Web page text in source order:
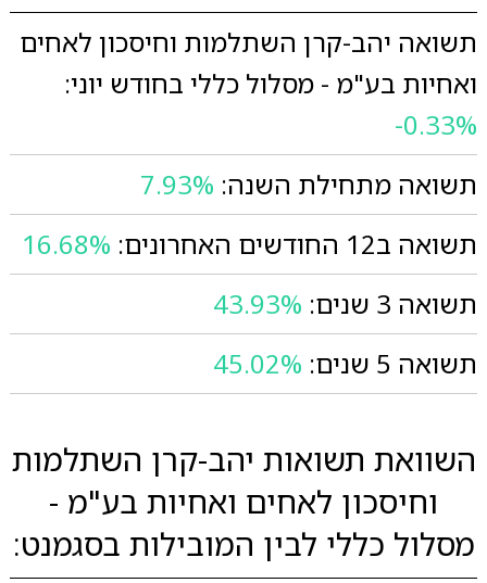
תשואה יהב-קרן השתלמות וחיסכון לאחים
ואחיות בע"מ - מסלול כללי בחודש יוני:
-0.33%
תשואה מתחילת השנה: 7.93%
תשואה ב12 החודשים האחרונים:
16.68%
תשואה 3 שנים:
43.93%
תשואה 5 שנים:
45.02%
השוואת תשואות יהב-קרן השתלמות
וחיסכון לאחים ואחיות בע"מ -
מסלול כללי לבין המובילות בסגמנט: